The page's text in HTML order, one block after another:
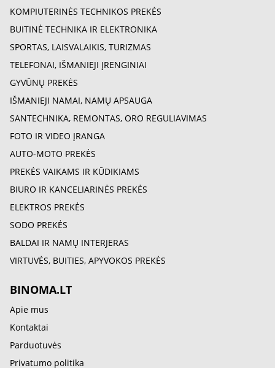
KOMPIUTERINĖS TECHNIKOS PREKĖS
BUITINĖ TECHNIKA IR ELEKTRONIKA
SPORTAS, LAISVALAIKIS, TURIZMAS
TELEFONAI, IŠMANIEJI ĮRENGINIAI
GYVŪNŲ PREKĖS
IŠMANIEJI NAMAI, NAMŲ APSAUGA
SANTECHNIKA, REMONTAS, ORO REGULIAVIMAS
FOTO IR VIDEO ĮRANGA
AUTO-MOTO PREKĖS
PREKĖS VAIKAMS IR KŪDIKIAMS
BIURO IR KANCELIARINĖS PREKĖS
ELEKTROS PREKĖS
SODO PREKĖS
BALDAI IR NAMŲ INTERJERAS
VIRTUVĖS, BUITIES, APYVOKOS PREKĖS
BINOMA.LT
Apie mus
Kontaktai
Parduotuvės
Privatumo politika